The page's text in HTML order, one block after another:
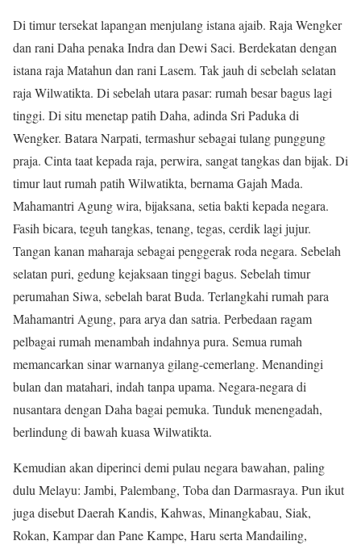
Di timur tersekat lapangan menjulang istana ajaib. Raja Wengker
dan rani Daha penaka Indra dan Dewi Saci. Berdekatan dengan
istana raja Matahun dan rani Lasem. Tak jauh di sebelah selatan
raja Wilwatikta. Di sebelah utara pasar: rumah besar bagus lagi
tinggi. Di situ menetap patih Daha, adinda Sri Paduka di
Wengker. Batara Narpati, termashur sebagai tulang punggung
praja. Cinta taat kepada raja, perwira, sangat tangkas dan bijak. Di
timur laut rumah patih Wilwatikta, bernama Gajah Mada.
Mahamantri Agung wira, bijaksana, setia bakti kepada negara.
Fasih bicara, teguh tangkas, tenang, tegas, cerdik lagi jujur.
Tangan kanan maharaja sebagai penggerak roda negara. Sebelah
selatan puri, gedung kejaksaan tinggi bagus. Sebelah timur
perumahan Siwa, sebelah barat Buda. Terlangkahi rumah para
Mahamantri Agung, para arya dan satria. Perbedaan ragam
pelbagai rumah menambah indahnya pura. Semua rumah
memancarkan sinar warnanya gilang-cemerlang. Menandingi
bulan dan matahari, indah tanpa upama. Negara-negara di
nusantara dengan Daha bagai pemuka. Tunduk menengadah,
berlindung di bawah kuasa Wilwatikta.
Kemudian akan diperinci demi pulau negara bawahan, paling
dulu Melayu: Jambi, Palembang, Toba dan Darmasraya. Pun ikut
juga disebut Daerah Kandis, Kahwas, Minangkabau, Siak,
Rokan, Kampar dan Pane Kampe, Haru serta Mandailing,